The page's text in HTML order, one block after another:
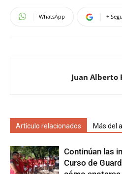
WhatsApp +
Juan Alberto
Artículo relacionados Más del
Continúan las
Curso de